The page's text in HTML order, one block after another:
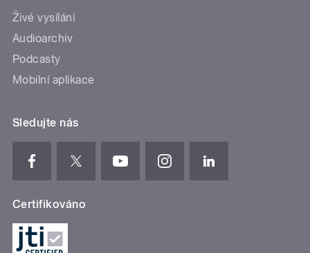
Živé vysílání
Audioarchiv
Podcasty
Mobilní aplikace
Sledujte nás
Certifikováno